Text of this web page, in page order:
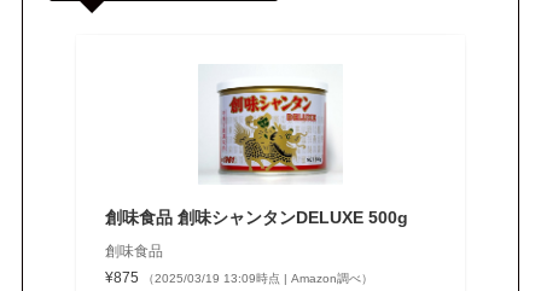
創味食品 創味シャンタンDELUXE 500g
創味食品
¥875
（2025/03/19 13:09時点 | Amazon調べ）